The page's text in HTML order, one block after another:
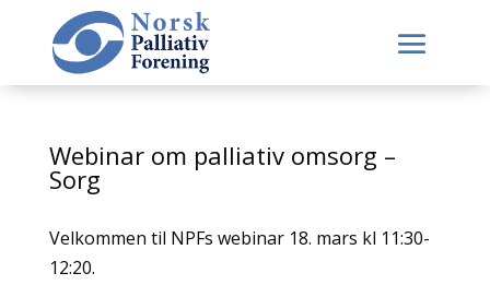
Webinar om palliativ omsorg –
Sorg
Velkommen til NPFs webinar 18. mars kl 11:30-
12:20.